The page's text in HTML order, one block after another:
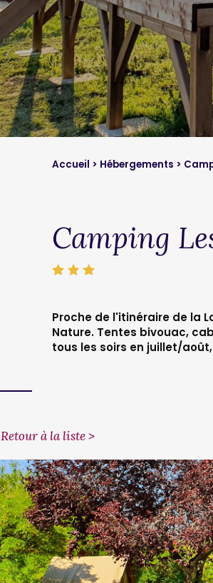
Accueil > Hébergements >
Camping
Proche de l'itinéraire de la
Nature. Tentes bivouac,
tous les soirs en juillet/
Retour à la liste >